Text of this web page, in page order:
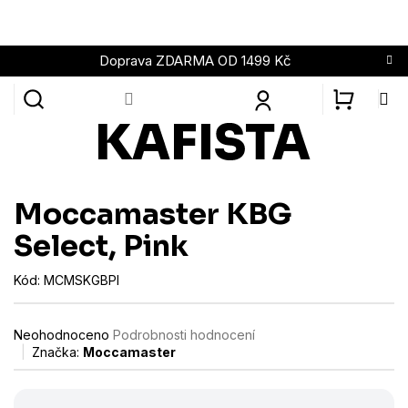
obsah
Doprava ZDARMA OD 1499 Kč
Moccamaster KBG
Select, Pink
Kód: MCMSKGBPI
Průměrné
hodnocení
produktu
Neohodnoceno Podrobnosti hodnocení
Značka: Moccamaster